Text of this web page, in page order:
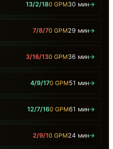
13/2/180 GPM30 мин→
7/8/70 GPM29 мин→
3/16/130 GPM36 мин→
4/9/170 GPM51 мин→
12/7/160 GPM61 мин→
2/9/10 GPM24 мин→